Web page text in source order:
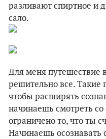
разливают спиртное и
сало.
Для меня путешествие
решительно все. Такие
чтобы расширять
начинаешь смотреть
ограничено то, что ты
Начинаешь осознавать